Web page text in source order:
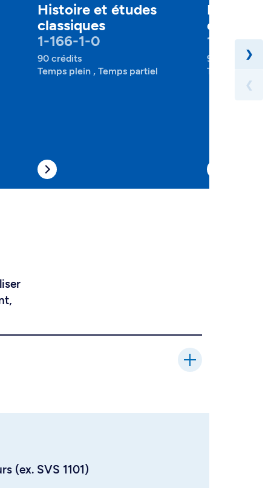
Histoire et études
classiques
1-166-1-0
90 crédits
Temps plein , Temps partiel
1-199-1-0
90 crédits
Temps plein ,
❯
❮
(ex. SVS 1101)